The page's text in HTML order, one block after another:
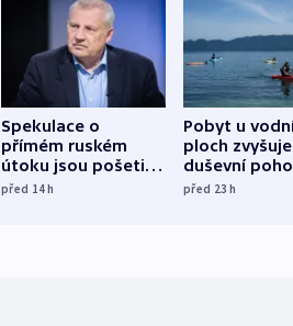
Spekulace o
přímém ruském
útoku jsou pošetilé,
míní estonský
před 14h
Pobyt u
ploch zvyšuje
duševní
ukázala
před 23h